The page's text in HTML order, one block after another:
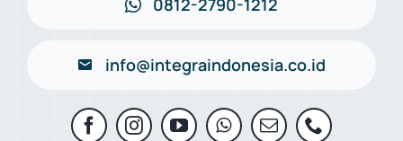
info@integraindonesia.co.id